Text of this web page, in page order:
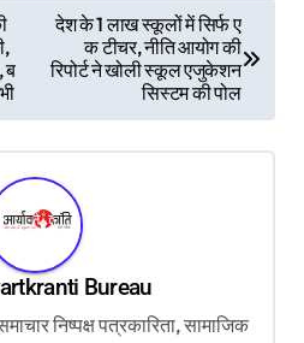
ब
देश के 1 लाख स्कूलों में सिर्फ ए
क टीचर, नीति आयोग की
रिपोर्ट ने खोली स्कूल एजुकेशन
सिस्टम की पोल
Bureau
निष्पक्ष पत्रकारिता, सामाजिक